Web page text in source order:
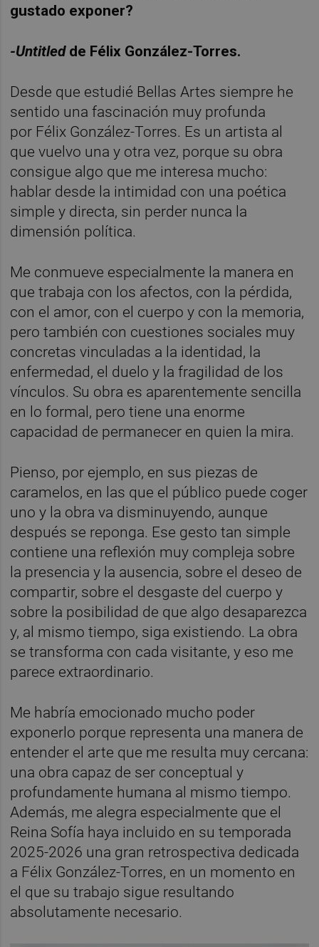
gustado exponer?
-Untitled de Félix González-Torres.
Desde que estudié Bellas Artes siempre he
sentido una fascinación muy profunda
por Félix González-Torres. Es un artista al
que vuelvo una y otra vez, porque su obra
consigue algo que me interesa mucho:
hablar desde la intimidad con una poética
simple y directa, sin perder nunca la
dimensión política.
Me conmueve especialmente la manera en
que trabaja con los afectos, con la pérdida,
con el amor, con el cuerpo y con la memoria,
pero también con cuestiones sociales muy
concretas vinculadas a la identidad, la
enfermedad, el duelo y la fragilidad de los
vínculos. Su obra es aparentemente sencilla
en lo formal, pero tiene una enorme
capacidad de permanecer en quien la mira.
Pienso, por ejemplo, en sus piezas de
caramelos, en las que el público puede coger
uno y la obra va disminuyendo, aunque
después se reponga. Ese gesto tan simple
contiene una reflexión muy compleja sobre
la presencia y la ausencia, sobre el deseo de
compartir, sobre el desgaste del cuerpo y
sobre la posibilidad de que algo desaparezca
y, al mismo tiempo, siga existiendo. La obra
se transforma con cada visitante, y eso me
parece extraordinario.
Me habría emocionado mucho poder
exponerlo porque representa una manera de
entender el arte que me resulta muy cercana:
una obra capaz de ser conceptual y
profundamente humana al mismo tiempo.
Además, me alegra especialmente que el
Reina Sofía haya incluido en su temporada
2025-2026 una gran retrospectiva dedicada
a Félix González-Torres, en un momento en
el que su trabajo sigue resultando
absolutamente necesario.